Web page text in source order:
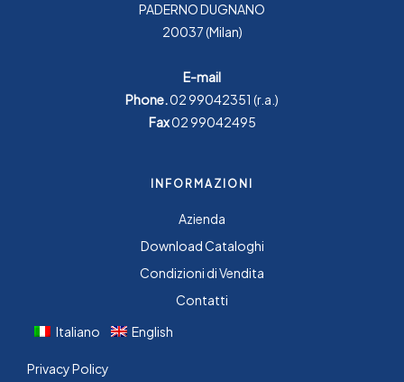
PADERNO DUGNANO
20037 (Milan)
E-mail
Phone.02 99042351 (r.a.)
Fax02 99042495
INFORMAZIONI
Azienda
Download Cataloghi
Condizioni di Vendita
Contatti
Italiano
English
Privacy Policy